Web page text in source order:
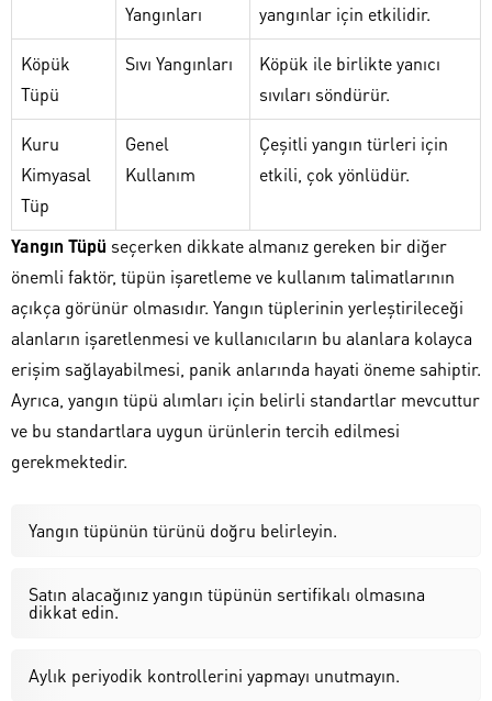
Yangınları
yangınlar için etkilidir.
Köpük
Tüpü
Sıvı Yangınları
Köpük ile birlikte yanıcı
sıvıları söndürür.
Kuru
Kimyasal
Tüp
Genel
Kullanım
Çeşitli yangın türleri için
etkili, çok yönlüdür.
Yangın Tüpü seçerken dikkate almanız gereken bir diğer
önemli faktör, tüpün işaretleme ve kullanım talimatlarının
açıkça görünür olmasıdır. Yangın tüplerinin yerleştirileceği
alanların işaretlenmesi ve kullanıcıların bu alanlara kolayca
erişim sağlayabilmesi, panik anlarında hayati öneme sahiptir.
Ayrıca, yangın tüpü alımları için belirli standartlar mevcuttur
ve bu standartlara uygun ürünlerin tercih edilmesi
gerekmektedir.
Yangın tüpünün türünü doğru belirleyin.
Satın alacağınız yangın tüpünün sertifikalı olmasına
dikkat edin.
Aylık periyodik kontrollerini yapmayı unutmayın.